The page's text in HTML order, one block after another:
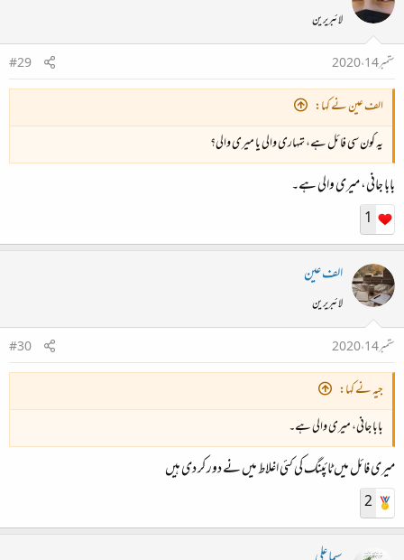
لائبریرین
ستمبر 14، 2020
#29
الف عین نے کہا:
یہ کون سی فائل ہے، تمہاری والی یا میری والی؟
بابا جانی، میری والی ہے۔
1
الف عین
لائبریرین
ستمبر 14، 2020
#30
جیہ نے کہا:
بابا جانی، میری والی ہے۔
میری فائل میں ٹائپنگ کی کئی اغلاط میں نے دور کر دی ہیں
2